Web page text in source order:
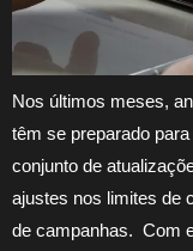
Nos últimos meses,
têm se preparado
conjunto de
ajustes nos limites de
de campanhas. Com